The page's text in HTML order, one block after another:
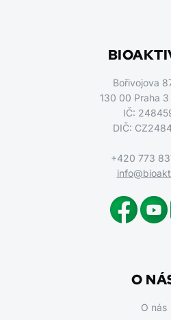
Bořivojova
130 00 Praha
IČ:
DIČ:
+420 773
O
O nás